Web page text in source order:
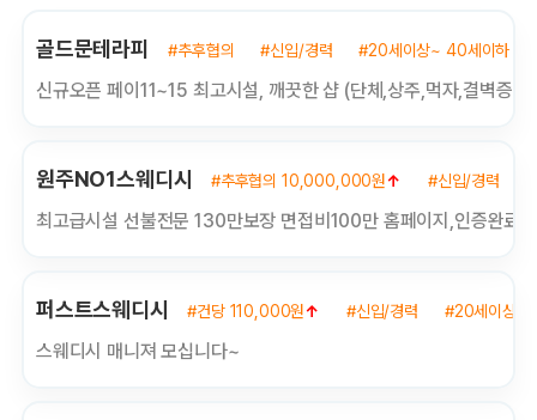
골드문테라피 #추후협의 #신입/경력 #20세이상~ 40세이하
신규오픈 페이11~15 최고시설, 깨끗한 샵 (단체,상주,먹자,결벽증환
원주NO1스웨디시 #추후협의 10,000,000원↑ #신입/경력
최고급시설 선불전문 130만보장 면접비100만 홈페이지,인증완료
퍼스트스웨디시 #건당 110,000원↑ #신입/경력 #20세이상~
스웨디시 매니져 모십니다~